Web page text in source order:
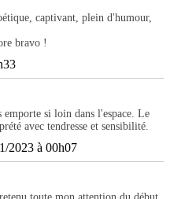
captivant, plein d'humour,
bravo !
si loin dans l'espace. Le
avec tendresse et sensibilité.
2023 à 00h07